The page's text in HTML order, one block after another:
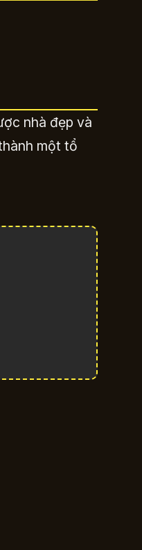
nhà đẹp và
một tổ